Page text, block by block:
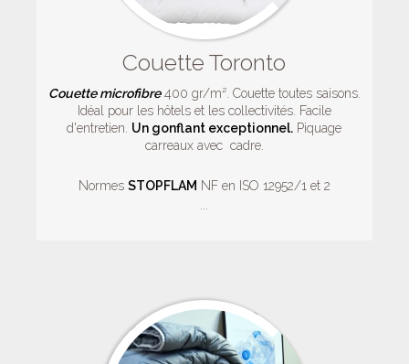
Couette Toronto
Couette microfibre400 gr/m². Couette toutes saisons.
Idéal pour les hôtels et les collectivités. Facile
d'entretien. Un gonflant exceptionnel. Piquage
carreaux avec cadre.
Normes STOPFLAM NF en ISO 12952/1 et 2
...